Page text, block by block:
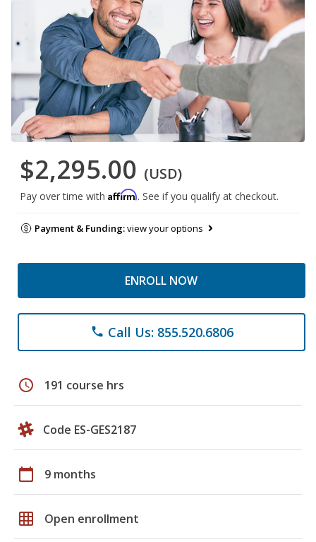
$2,295.00 (USD)
Pay over time with Affirm. See if you qualify at checkout.
Payment & Funding:view your options
ENROLL NOW
phone Call Us: 855.520.6806
schedule 191 course hrs
Code ES-GES2187
calendar_today 9 months
grid_on Open enrollment